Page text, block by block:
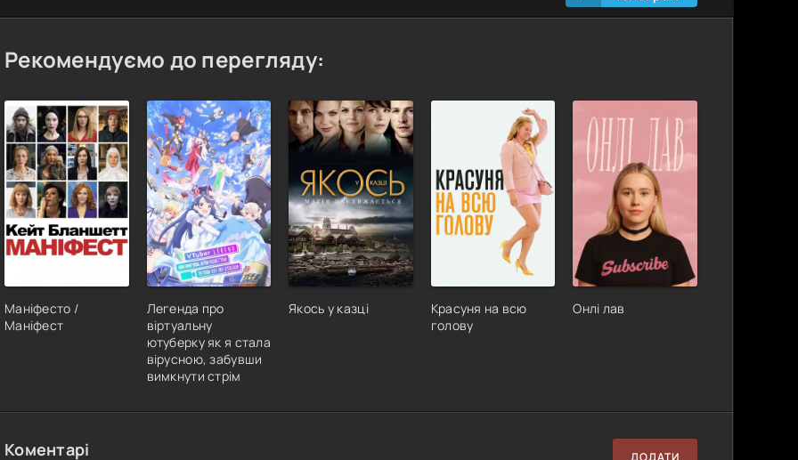
Рекомендуємо до перегляду:
Маніфесто /
Маніфест
Легенда про
віртуальну
ютуберку як я стала
вірусною, забувши
вимкнути стрім
Якось у казці
Красуня на всю
голову
Онлі лав
Коментарі ДОДАТИ